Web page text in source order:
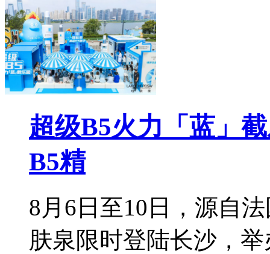
超级B5火力「蓝」
B5精
8月6日至10日，源自
肤泉限时登陆长沙，